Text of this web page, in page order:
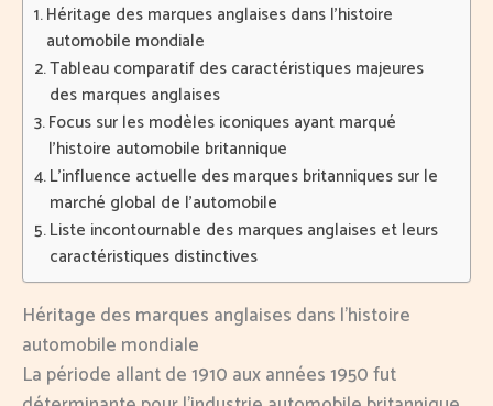
Héritage des marques anglaises dans l’histoire
automobile mondiale
Tableau comparatif des caractéristiques majeures
des marques anglaises
Focus sur les modèles iconiques ayant marqué
l’histoire automobile britannique
L’influence actuelle des marques britanniques sur le
marché global de l’automobile
Liste incontournable des marques anglaises et leurs
caractéristiques distinctives
Héritage des marques anglaises dans l’histoire
automobile mondiale
La période allant de 1910 aux années 1950 fut